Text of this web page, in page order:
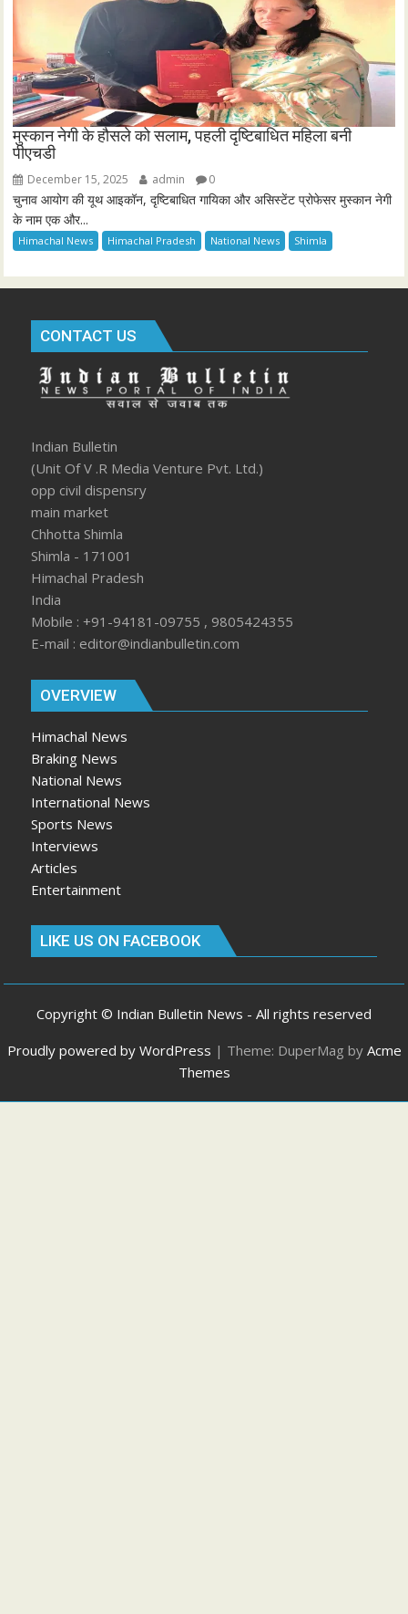
मुस्कान नेगी के हौसले को सलाम, पहली दृष्टिबाधित महिला बनी
पीएचडी
December 15, 2025 admin 0
चुनाव आयोग की यूथ आइकॉन, दृष्टिबाधित गायिका और असिस्टेंट प्रोफेसर मुस्कान नेगी
के नाम एक और...
Himachal News Himachal Pradesh National News Shimla
CONTACT US
Indian Bulletin
(Unit Of V .R Media Venture Pvt. Ltd.)
opp civil dispensry
main market
Chhotta Shimla
Shimla - 171001
Himachal Pradesh
India
Mobile : +91-94181-09755 , 9805424355
E-mail : editor@indianbulletin.com
OVERVIEW
Himachal News
Braking News
National News
International News
Sports News
Interviews
Articles
Entertainment
LIKE US ON FACEBOOK
Copyright © Indian Bulletin News - All rights reserved
Proudly powered by WordPress | Theme: DuperMag by Acme
Themes